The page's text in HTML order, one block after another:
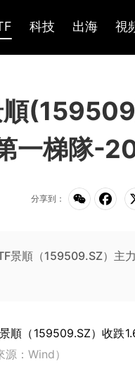
科技 出海 視
順
一梯隊-
分享到：
景順（159509.SZ）主
景順（159509.SZ）收跌
源：Wind）